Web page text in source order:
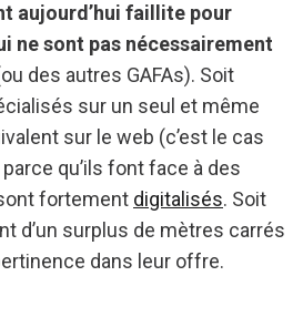
aujourd’hui faillite pour
ne sont pas nécessairement
des autres GAFAs). Soit
sur un seul et même
sur le web (c’est le cas
qu’ils font face à des
fortement digitalisés. Soit
d’un surplus de mètres carrés
dans leur offre.